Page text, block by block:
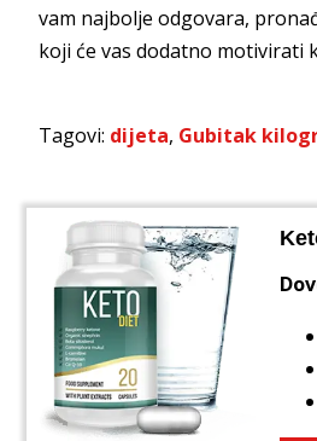
vam najbolje odgovara,
koji će vas dodatno motivirati
Tagovi: dijeta, Gubitak